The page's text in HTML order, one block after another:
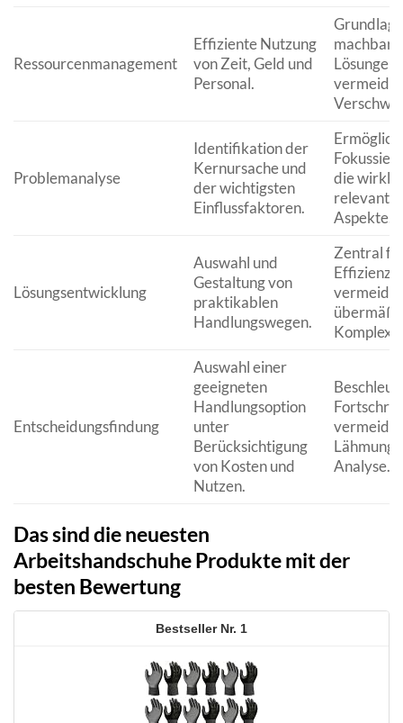
Ressourcenmanagement
Effiziente Nutzung
von Zeit, Geld und
Personal.
machbare
Lösungen;
vermeidet
Problemanalyse
Identifikation der
Kernursache und
der wichtigsten
Einflussfaktoren.
die
Aspekte.
Lösungsentwicklung
Auswahl und
Gestaltung von
praktikablen
Handlungswegen.
Zentral
Effizienz;
vermeidet
Entscheidungsfindung
Auswahl einer
geeigneten
Handlungsoption
unter
Berücksichtigung
von Kosten und
Nutzen.
vermeidet
Lähmung
Analyse.
Das sind die neuesten
Arbeitshandschuhe Produkte mit der
besten Bewertung
1